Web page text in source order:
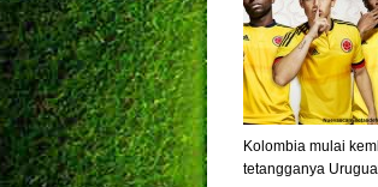
Kolombia mulai
tetangganya